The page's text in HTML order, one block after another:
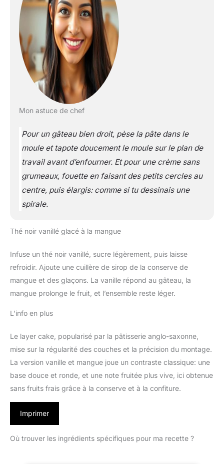
Mon astuce de chef
Pour un gâteau bien droit, pèse la pâte dans le
moule et tapote doucement le moule sur le plan de
travail avant d’enfourner. Et pour une crème sans
grumeaux, fouette en faisant des petits cercles au
centre, puis élargis: comme si tu dessinais une
spirale.
Thé noir vanillé glacé à la mangue
Infuse un thé noir vanillé, sucre légèrement, puis laisse
refroidir. Ajoute une cuillère de sirop de la conserve de
mangue et des glaçons. La vanille répond au gâteau, la
mangue prolonge le fruit, et l’ensemble reste léger.
L’info en plus
Le layer cake, popularisé par la pâtisserie anglo-saxonne,
mise sur la régularité des couches et la précision du montage.
La version vanille et mangue joue un contraste classique: une
base douce et ronde, et une note fruitée plus vive, ici obtenue
sans fruits frais grâce à la conserve et à la confiture.
Imprimer
Où trouver les ingrédients spécifiques pour ma recette ?